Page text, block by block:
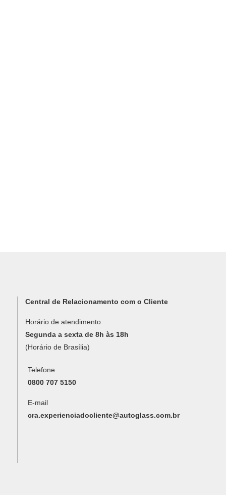
Telefone
0800 707 5150
E-mail
cra.experienciadocliente@autoglass.com.br
Central de Relacionamento com o Cliente
Horário de atendimento
Segunda a sexta de 8h às 18h
(Horário de Brasília)